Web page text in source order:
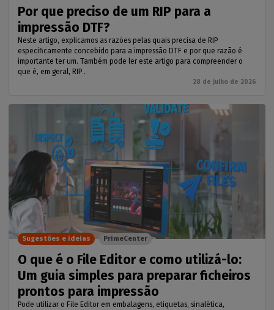
Por que preciso de um RIP para a
impressão DTF?
Neste artigo, explicamos as razões pelas quais precisa de RIP
especificamente concebido para a impressão DTF e por que razão é
importante ter um. Também pode ler este artigo para compreender o
que é, em geral, RIP .
28 de julho de 2026
O que é o File Editor e como utilizá-lo:
Um guia simples para preparar ficheiros
prontos para impressão
Pode utilizar o File Editor em embalagens, etiquetas, sinalética,
Sugestões e ideias PrimeCenter